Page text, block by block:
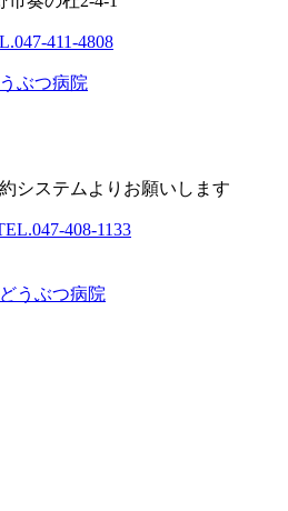
411-4808
ぶつ病院
システムよりお願いします
408-1133
うぶつ病院